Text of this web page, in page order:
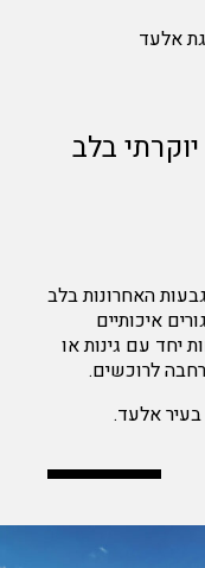
אלעד
יוקרתי בלב
האחרונות בלב
5 בנייני מגורים איכותיים
יחד עם גינות או
לרוכשים.
אלעד.